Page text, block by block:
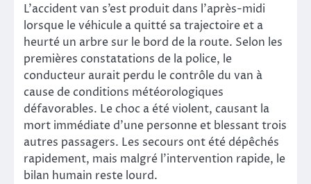
L’accident van s’est produit dans l’après-midi
lorsque le véhicule a quitté sa trajectoire et a
heurté un arbre sur le bord de la route. Selon les
premières constatations de la police, le
conducteur aurait perdu le contrôle du van à
cause de conditions météorologiques
défavorables. Le choc a été violent, causant la
mort immédiate d’une personne et blessant trois
autres passagers. Les secours ont été dépêchés
rapidement, mais malgré l’intervention rapide, le
bilan humain reste lourd.